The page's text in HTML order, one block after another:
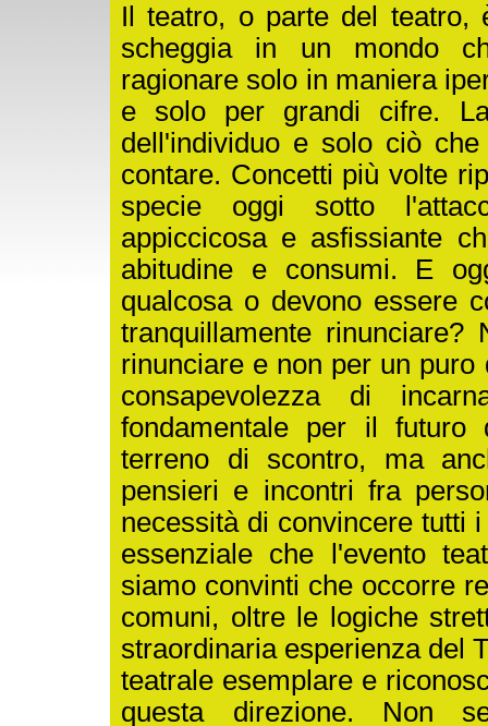
Il teatro, o parte del teatro,
scheggia in un mondo
ragionare solo in maniera
e solo per grandi cifre.
dell'individuo e solo ciò
contare. Concetti più volte
specie oggi sotto
appiccicosa e asfissiante
abitudine e consumi. E
qualcosa o devono essere
tranquillamente rinunciare?
rinunciare e non per un
consapevolezza di
fondamentale per il
terreno di scontro, ma
pensieri e incontri fra
necessità di convincere tutti
essenziale che l'evento
siamo convinti che occorre
comuni, oltre le logiche
straordinaria esperienza del
teatrale esemplare e
questa direzione. Non